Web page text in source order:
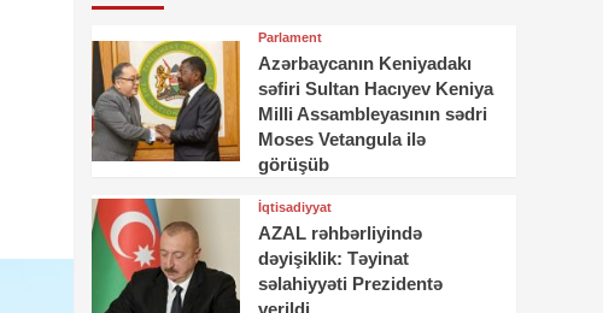
Parlament
Azərbaycanın Keniyadakı
səfiri Sultan Hacıyev Keniya
Milli Assambleyasının sədri
Moses Vetangula ilə
görüşüb
İqtisadiyyat
AZAL rəhbərliyində
dəyişiklik: Təyinat
səlahiyyəti Prezidentə
verildi